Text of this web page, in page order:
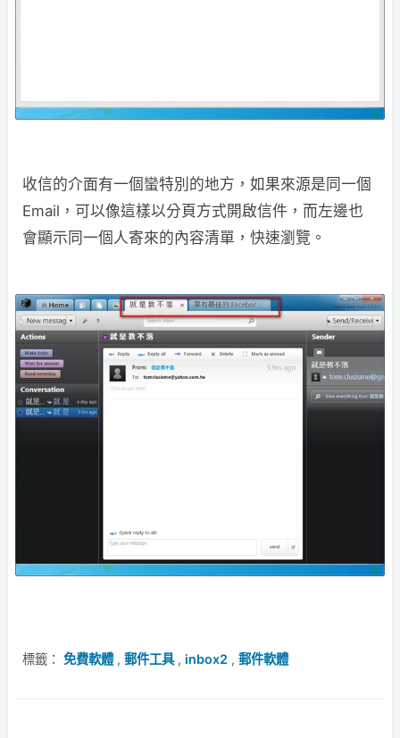
收信的介面有一個蠻特別的地方，如果來源是同一個
Email，可以像這樣以分頁方式開啟信件，而左邊也
會顯示同一個人寄來的內容清單，快速瀏覽。
標籤： 免費軟體, 郵件工具, inbox2 , 郵件軟體